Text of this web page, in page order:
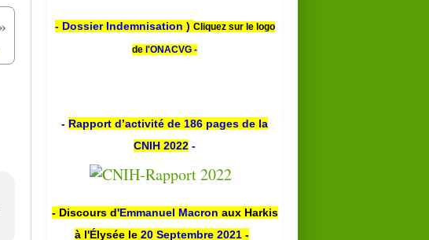
- Dossier Indemnisation ) Cliquez sur le logo
de l'ONACVG -
- Rapport d’activité de 186 pages de la
CNIH 2022 -
- Discours d'Emmanuel Macron aux Harkis
à l'Élysée le 20 Septembre 2021 -